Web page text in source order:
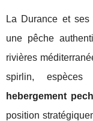
La Durance et
une pêche
rivières
spirlin,
hebergement
position